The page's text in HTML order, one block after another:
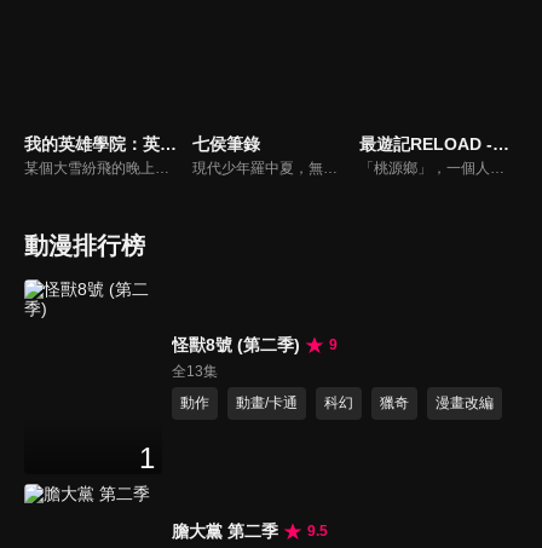
我的英雄學院：英雄新世紀 七侯筆錄
現代少年羅中夏，無意中邂逅了一支與「管城七侯」息息相關的筆靈，一個與筆冢相關的奇妙世界就此為他打開大門。然而少年雖得奇遇，卻因懷璧其罪而被各方勢力頻頻覬覦，少年只想躲避紛爭，一心尋找退筆之法。雖然退筆的過程總是事與願違，但少年卻因此得到成長，成為一個有擔當，有謀略的「筆冢吏」。
最遊記RELOAD -ZEROIN-
動漫排行榜
1
怪獸8號 (第二季)
9
全13集
動作
動畫/卡通 科幻 獵奇 漫畫改編
膽大黨 第二季
9.5